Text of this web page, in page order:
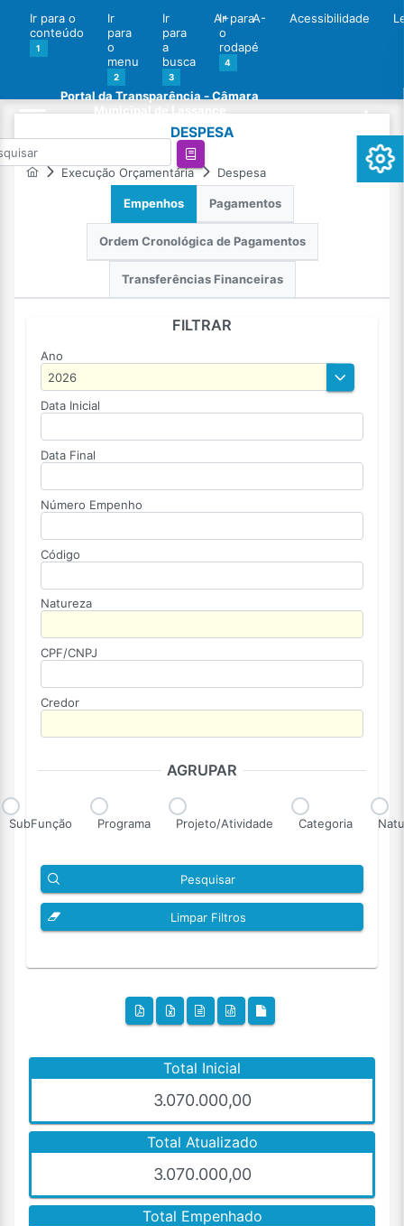
Ir para o
conteúdo
1
Ir
para
o
menu
2
Ir
para
a
busca
3
Ir para
o
rodapé
4
A+ A- Acessibilidade
Portal da Transparência - Câmara
DESPESA
Execução Orçamentária Despesa
Empenhos Pagamentos
Ordem Cronológica de Pagamentos
Transferências Financeiras
FILTRAR
Ano
Data Inicial
Data Final
Número Empenho
Código
Natureza
CPF/CNPJ
Credor
AGRUPAR
SubFunção Programa Projeto/Atividade Categoria
Pesquisar
Limpar Filtros
Total Inicial
3.070.000,00
Total Atualizado
3.070.000,00
Total Empenhado